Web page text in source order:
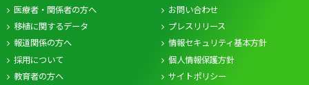
医療者・関係者の方へ
移植に関するデータ
お問い合わせ
プレスリリース
報道関係の方へ
採用について
教育者の方へ
情報セキュリティ基本方針
個人情報保護方針
サイトポリシー